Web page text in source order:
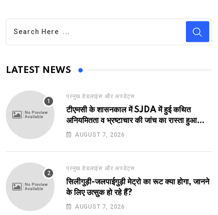
LATEST NEWS
प्रमुख हेडलाइंस और अपडेट्स
टीएमसी के शासनकाल में SJDA में हुई कथित
अनियमितता व भ्रष्टाचार की जांच का रास्ता हुआ
प्रशस्त! एक नए अवतार में लौटा SJDA!
AUGUST 7, 2026
प्रमुख हेडलाइंस और अपडेट्स
सिलीगुड़ी-जलपाईगुड़ी मेट्रो का रूट क्या होगा, जानने
के लिए उत्सुक हो रहे हैं?
AUGUST 7, 2026